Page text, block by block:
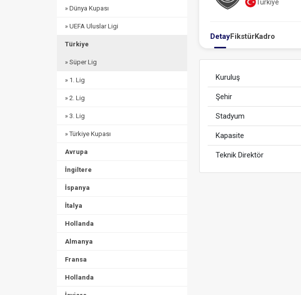
» Dünya Kupası
» UEFA Uluslar Ligi
Türkiye
» Süper Lig
» 1. Lig
» 2. Lig
» 3. Lig
» Türkiye Kupası
Avrupa
İngiltere
İspanya
İtalya
Hollanda
Almanya
Fransa
Hollanda
Türkiye
DetayFikstürKadro
Kuruluş
Şehir
Stadyum
Kapasite
Teknik Direktör